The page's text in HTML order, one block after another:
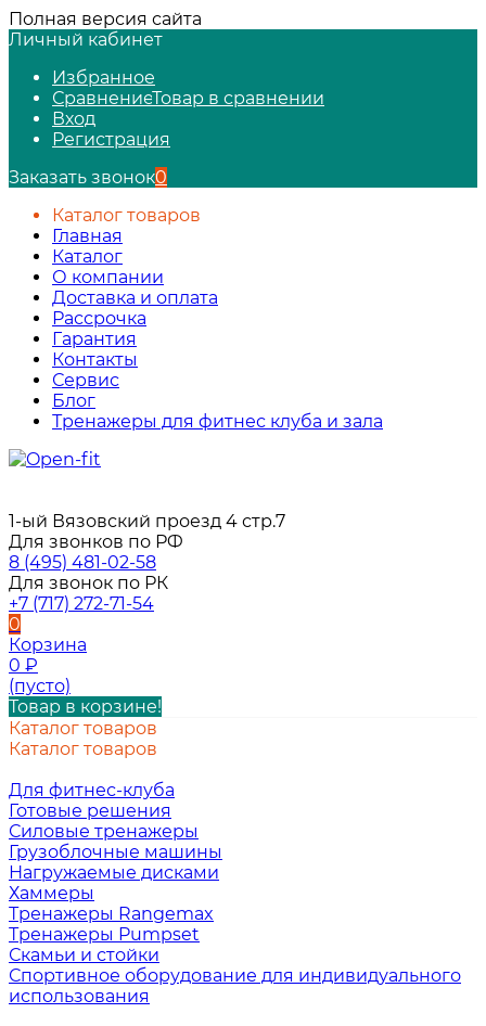
Полная версия сайта
Личный кабинет
Избранное
СравнениеТовар в сравнении
Вход
Регистрация
Заказать звонок0
Каталог товаров
Главная
Каталог
О компании
Доставка и оплата
Рассрочка
Гарантия
Контакты
Сервис
Блог
Тренажеры для фитнес клуба и зала
1-ый Вязовский проезд 4 стр.7
Для звонков по РФ
8 (495) 481-02-58
Для звонок по РК
+7 (717) 272-71-54
0
Корзина
0 ₽
(пусто)
Товар в корзине!
Каталог товаров
Каталог товаров
Для фитнес-клуба
Готовые решения
Силовые тренажеры
Грузоблочные машины
Нагружаемые дисками
Хаммеры
Тренажеры Rangemax
Тренажеры Pumpset
Скамьи и стойки
Спортивное оборудование для индивидуального
использования